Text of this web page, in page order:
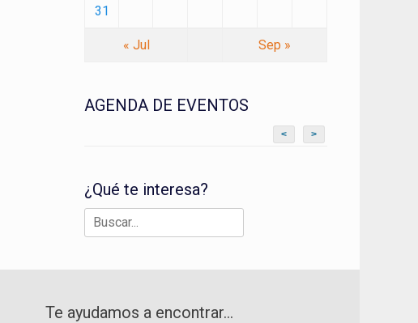
31
« Jul Sep »
AGENDA DE EVENTOS
< >
¿Qué te interesa?
Buscar:
Te ayudamos a encontrar…